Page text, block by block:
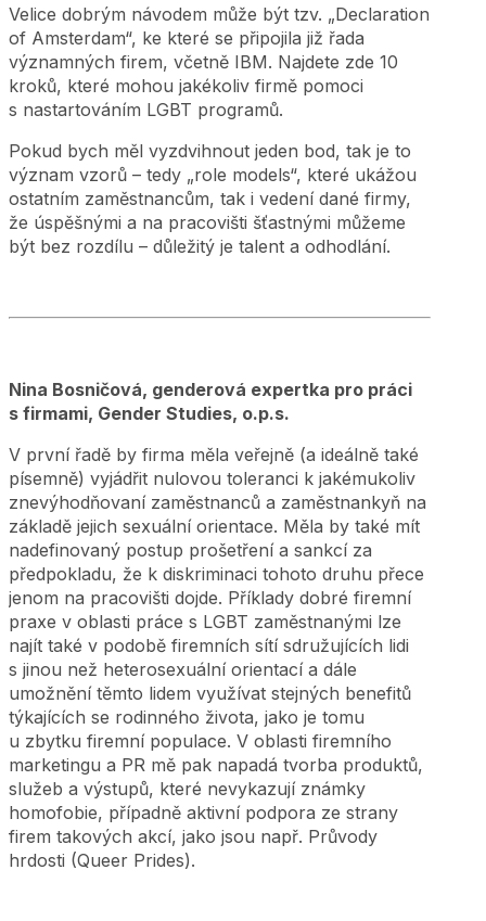
Velice dobrým návodem může být tzv. „Declaration
of Amsterdam“, ke které se připojila již řada
významných firem, včetně IBM. Najdete zde 10
kroků, které mohou jakékoliv firmě pomoci
s nastartováním LGBT programů.
Pokud bych měl vyzdvihnout jeden bod, tak je to
význam vzorů – tedy „role models“, které ukážou
ostatním zaměstnancům, tak i vedení dané firmy,
že úspěšnými a na pracovišti šťastnými můžeme
být bez rozdílu – důležitý je talent a odhodlání.
Nina Bosničová, genderová expertka pro práci
s firmami, Gender Studies, o.p.s.
V první řadě by firma měla veřejně (a ideálně také
písemně) vyjádřit nulovou toleranci k jakémukoliv
znevýhodňovaní zaměstnanců a zaměstnankyň na
základě jejich sexuální orientace. Měla by také mít
nadefinovaný postup prošetření a sankcí za
předpokladu, že k diskriminaci tohoto druhu přece
jenom na pracovišti dojde. Příklady dobré firemní
praxe v oblasti práce s LGBT zaměstnanými lze
najít také v podobě firemních sítí sdružujících lidi
s jinou než heterosexuální orientací a dále
umožnění těmto lidem využívat stejných benefitů
týkajících se rodinného života, jako je tomu
u zbytku firemní populace. V oblasti firemního
marketingu a PR mě pak napadá tvorba produktů,
služeb a výstupů, které nevykazují známky
homofobie, případně aktivní podpora ze strany
firem takových akcí, jako jsou např. Průvody
hrdosti (Queer Prides).